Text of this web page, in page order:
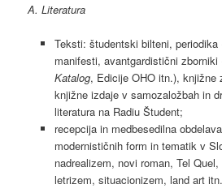
A. Literatura
Teksti: študentski bilteni, periodika
manifesti, avantgardistični zborniki
Katalog, Edicije OHO itn.), knjižne
knjižne izdaje v samozaložbah in
literatura na Radiu Študent;
recepcija in medbesedilna
modernističnih form in tematik v
nadrealizem, novi roman, Tel
letrizem, situacionizem, land art